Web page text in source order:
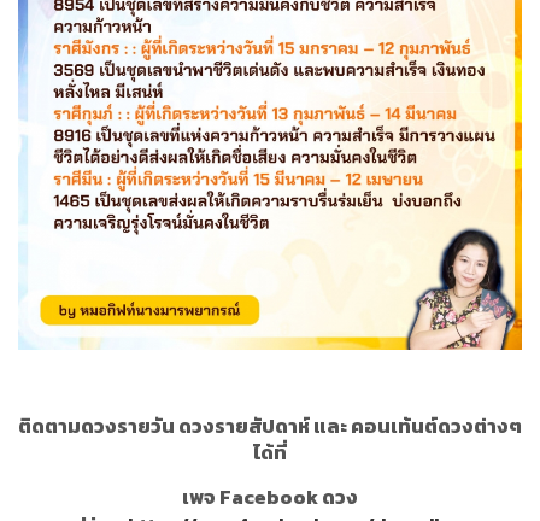
ติดตามดวงรายวัน ดวงรายสัปดาห์ และ คอนเท้นต์ดวงต่างๆ
ได้ที่
เพจ Facebook ดวง